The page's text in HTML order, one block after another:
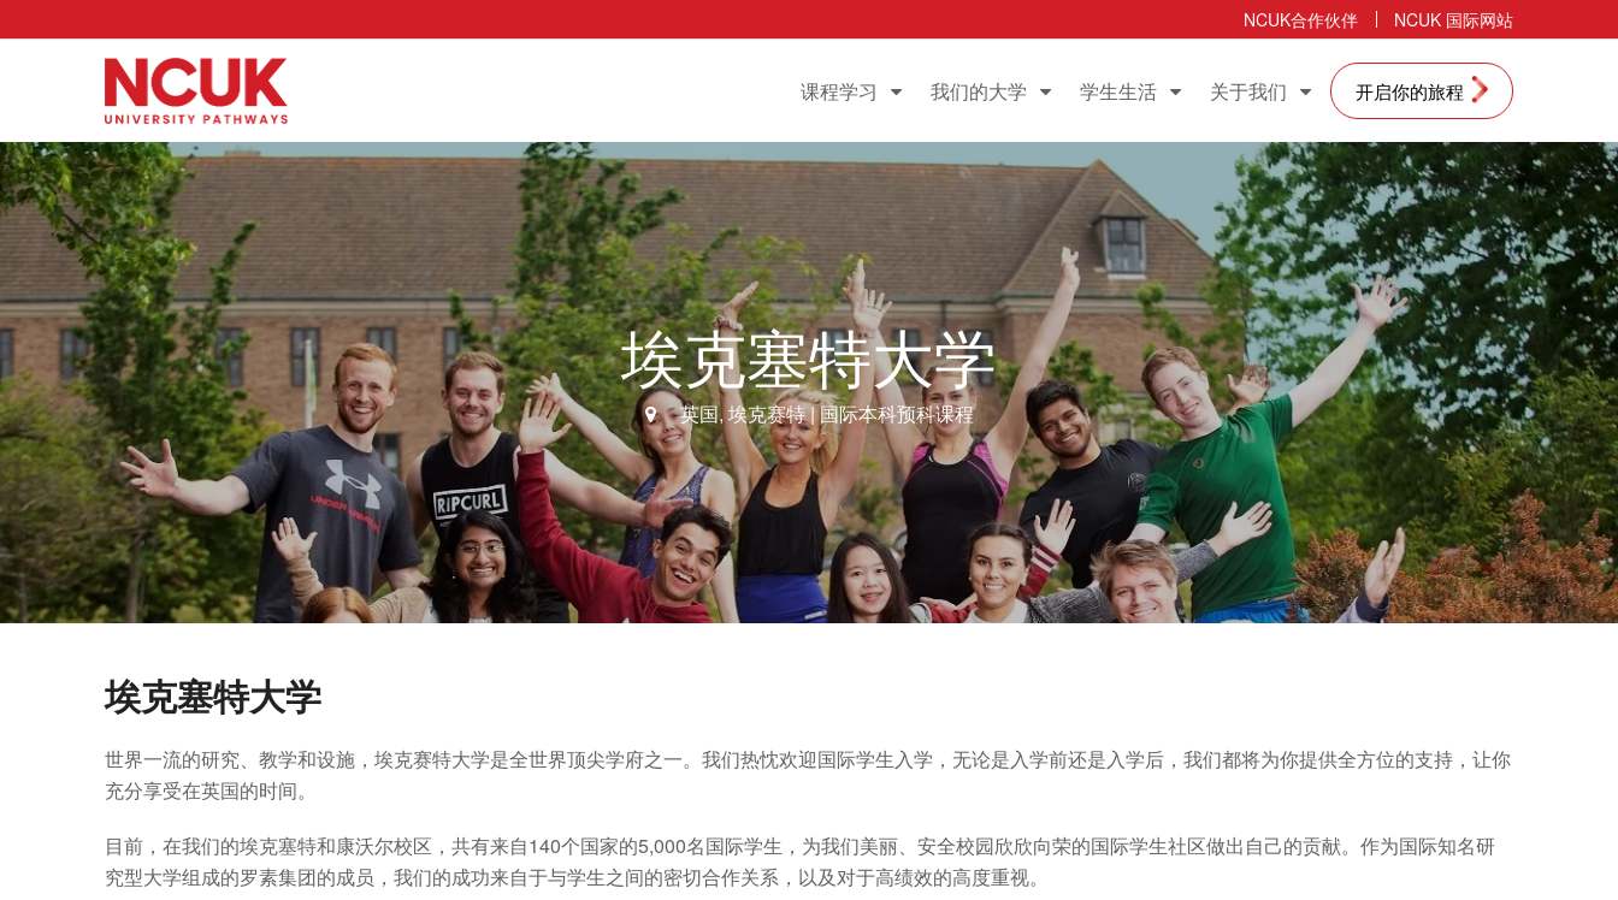
NCUK合作伙伴 NCUK 国际网站
课程学习 我们的大学 学生生活 关于我们 开启你的旅程
埃克塞特大学
英国, 埃克赛特 |国际本科预科课程
埃克塞特大学
世界一流的研究、教学和设施，埃克赛特大学是全世界顶尖学府之一。我们热忱欢迎国际学生入学，无论是入学前还是入学后，我们都将为你提供全方位的支持，让你
充分享受在英国的时间。
目前，在我们的埃克塞特和康沃尔校区，共有来自140个国家的5,000名国际学生，为我们美丽、安全校园欣欣向荣的国际学生社区做出自己的贡献。作为国际知名研
究型大学组成的罗素集团的成员，我们的成功来自于与学生之间的密切合作关系，以及对于高绩效的高度重视。